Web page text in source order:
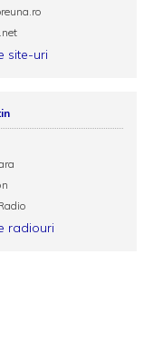
site-uri
radiouri